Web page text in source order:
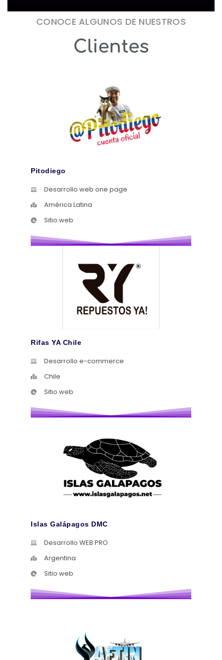
CONOCE ALGUNOS DE NUESTROS
Clientes
Pitodiego
Desarrollo web one page
América Latina
Sitio web
Rifas YA Chile
Desarrollo e-commerce
Chile
Sitio web
Islas Galápagos DMC
Desarrollo WEB PRO
Argentina
Sitio web